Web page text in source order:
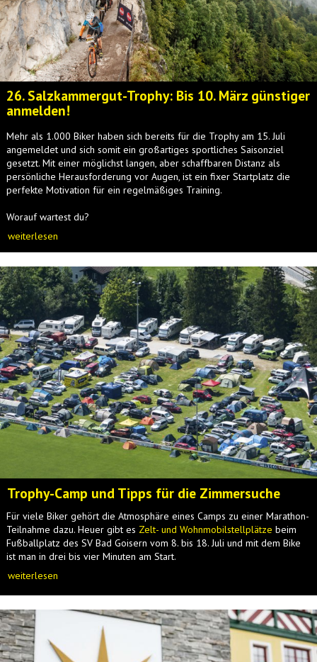
26. Salzkammergut-Trophy: Bis 10. März günstiger
anmelden!
Mehr als 1.000 Biker haben sich bereits für die Trophy am 15. Juli
angemeldet und sich somit ein großartiges sportliches Saisonziel
gesetzt. Mit einer möglichst langen, aber schaffbaren Distanz als
persönliche Herausforderung vor Augen, ist ein fixer Startplatz die
perfekte Motivation für ein regelmäßiges Training.
Worauf wartest du?
weiterlesen
Trophy-Camp und Tipps für die Zimmersuche
Für viele Biker gehört die Atmosphäre eines Camps zu einer Marathon-
Teilnahme dazu. Heuer gibt es Zelt- und Wohnmobilstellplätze beim
Fußballplatz des SV Bad Goisern vom 8. bis 18. Juli und mit dem Bike
ist man in drei bis vier Minuten am Start.
weiterlesen